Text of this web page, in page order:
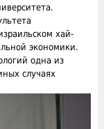
хай-
экономики.
одна из
случаях